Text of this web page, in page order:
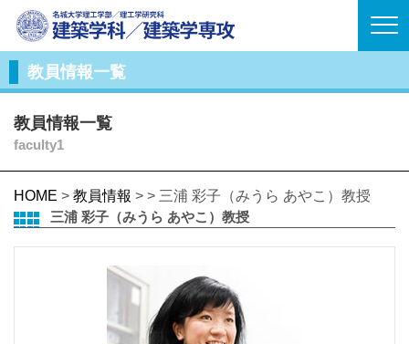
教員情報一覧
教員情報一覧
faculty1
HOME > 教員情報 > > 三浦 彩子（みうら あやこ）教授
三浦 彩子（みうら あやこ）教授